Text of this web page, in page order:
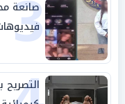
3
صانعة